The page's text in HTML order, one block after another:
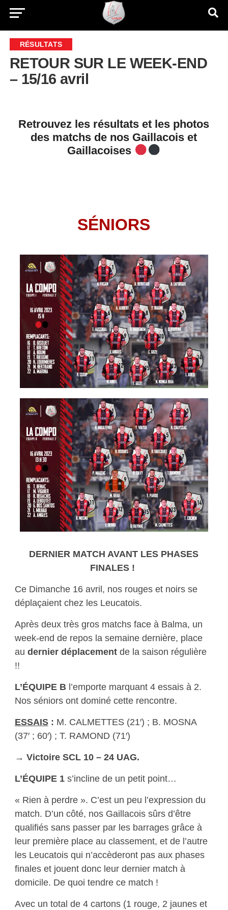
RÉSULTATS
RETOUR SUR LE WEEK-END
– 15/16 avril
Retrouvez les résultats et les photos
des matchs de nos Gaillacois et
Gaillacoises
SÉNIORS
DERNIER MATCH AVANT LES PHASES
FINALES !
Ce Dimanche 16 avril, nos rouges et noirs se
déplaçaient chez les Leucatois.
Après deux très gros matchs face à Balma, un
week-end de repos la semaine dernière, place
au dernier déplacementde la saison régulière
!!
L’ÉQUIPE Bl’emporte marquant 4 essais à 2.
Nos séniors ont dominé cette rencontre.
ESSAIS: M. CALMETTES (21′) ; B. MOSNA
(37′ ; 60′) ; T. RAMOND (71′)
→ Victoire SCL 10 – 24 UAG.
L’ÉQUIPE 1 s’incline de un petit point…
« Rien à perdre ». C’est un peu l’expression du
match. D’un côté, nos Gaillacois sûrs d’être
qualifiés sans passer par les barrages grâce à
leur première place au classement, et de l’autre
les Leucatois qui n’accèderont pas aux phases
finales et jouent donc leur dernier match à
domicile. De quoi tendre ce match !
Avec un total de 4 cartons (1 rouge, 2 jaunes et